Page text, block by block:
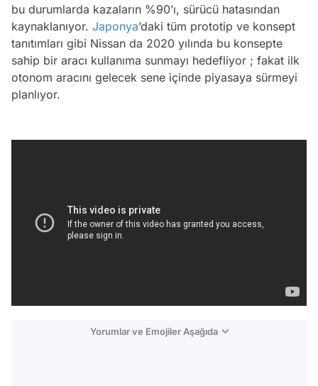
bu durumlarda kazaların %90’ı, sürücü hatasından
kaynaklanıyor. Japonya’daki tüm prototip ve konsept
tanıtımları gibi Nissan da 2020 yılında bu konsepte
sahip bir aracı kullanıma sunmayı hedefliyor ; fakat ilk
otonom aracını gelecek sene içinde piyasaya sürmeyi
planlıyor.
Yorumlar ve Emojiler Aşağıda